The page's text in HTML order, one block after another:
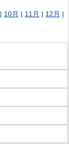
| 10月 | 11月 | 12月 |